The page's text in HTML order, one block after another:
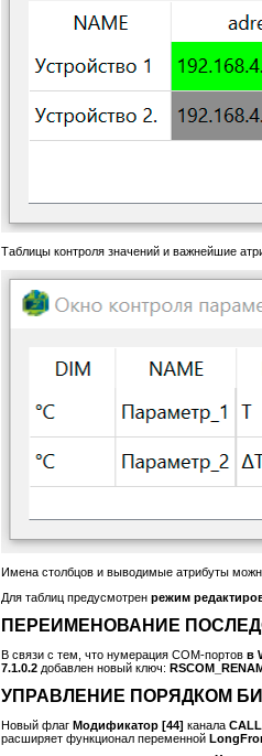
Таблицы контроля значений и важнейшие
Имена столбцов и выводимые атрибуты
Для таблиц предусмотрен режим
ПЕРЕИМЕНОВАНИЕ
В связи с тем, что нумерация COM-портов в
7.1.0.2 добавлен новый ключ:
УПРАВЛЕНИЕ ПОРЯДКОМ
Новый флаг Модификатор [44] канала
расширяет функционал переменной